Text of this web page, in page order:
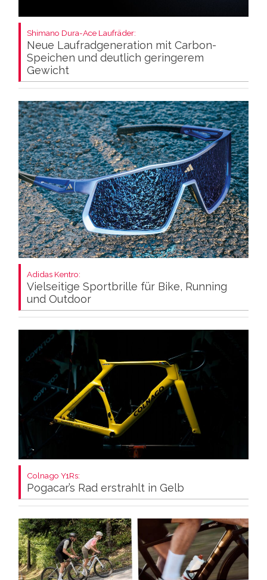
Shimano Dura-Ace Laufräder:
Neue Laufradgeneration mit Carbon-
Speichen und deutlich geringerem
Gewicht
Adidas Kentro:
Vielseitige Sportbrille für Bike, Running
und Outdoor
Colnago Y1Rs:
Pogacar’s Rad erstrahlt in Gelb